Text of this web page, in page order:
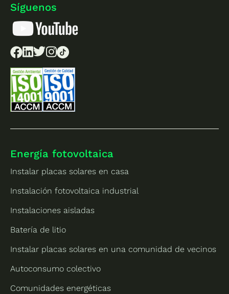
Síguenos
Energía fotovoltaica
Instalar placas solares en casa
Instalación fotovoltaica industrial
Instalaciones aisladas
Batería de litio
Instalar placas solares en una comunidad de vecinos
Autoconsumo colectivo
Comunidades energéticas